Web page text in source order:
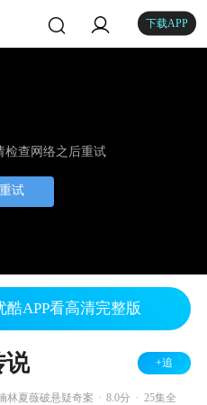
下载APP
检查网络之后重试
重试
APP看高清完整版
说 +追
林夏薇破悬疑奇案 8.0分 25集全